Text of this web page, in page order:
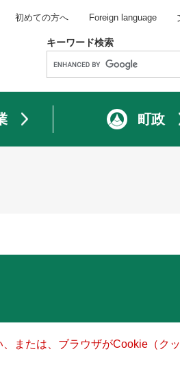
初めての方へ Foreign language
キーワード検索
町政
または、ブラウザがCookie（ク